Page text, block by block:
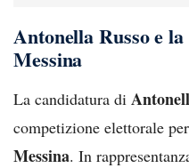
Antonella Russo e
Messina
La candidatura di
competizione elettorale
Messina. In